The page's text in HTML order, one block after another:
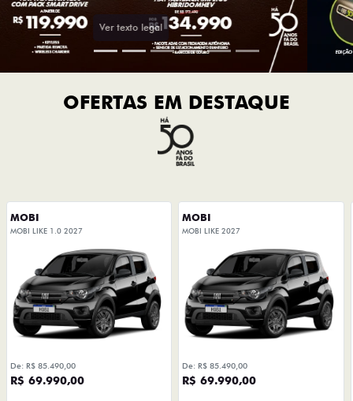
OFERTAS EM DESTAQUE
MOBI
MOBI LIKE 1.0 2027
De: R$ 85.490,00
R$ 69.990,00
MOBI
MOBI LIKE 2027
De: R$ 85.490,00
R$ 69.990,00